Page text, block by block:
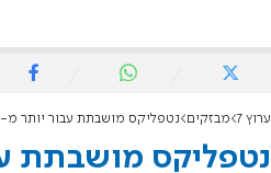
ערוץ 7 מבזקים נטפליקס מושבתת עבור יותר מ-11 אלף משתמשים בארה"ב